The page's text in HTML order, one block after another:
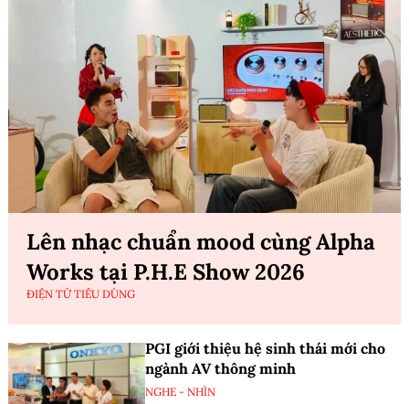
CHÍNH SÁCH SỐ
Quốc hội xem xét luật hóa chính
sách về viễn thông, giao dịch điện tử
và chuyển giao công nghệ
CHÍNH SÁCH SỐ
Xem thêm
Điện tử tiêu dùng